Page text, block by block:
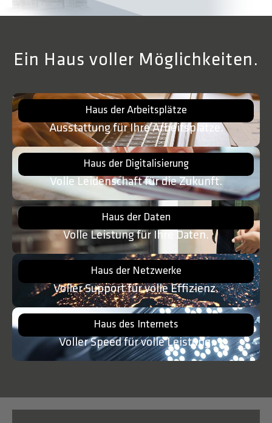
Ein Haus voller Möglichkeiten.
Haus der Arbeitsplätze
Ausstattung für Ihre Arbeitsplätze.
Haus der Digitalisierung
Volle Leidenschaft für die Zukunft.
Haus der Daten
Volle Leistung für Ihre Daten.
Haus der Netzwerke
Voller Support für volle Effizienz.
Haus des Internets
Voller Speed für volle Leistung.